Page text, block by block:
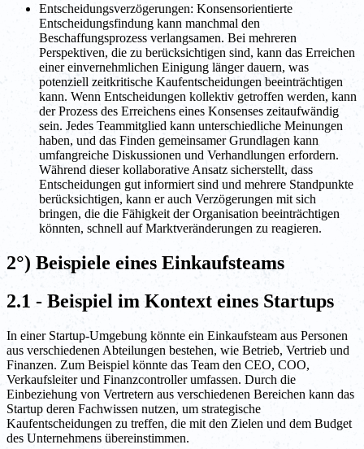
Entscheidungsverzögerungen: Konsensorientierte
Entscheidungsfindung kann manchmal den
Beschaffungsprozess verlangsamen. Bei mehreren
Perspektiven, die zu berücksichtigen sind, kann das Erreichen
einer einvernehmlichen Einigung länger dauern, was
potenziell zeitkritische Kaufentscheidungen beeinträchtigen
kann. Wenn Entscheidungen kollektiv getroffen werden, kann
der Prozess des Erreichens eines Konsenses zeitaufwändig
sein. Jedes Teammitglied kann unterschiedliche Meinungen
haben, und das Finden gemeinsamer Grundlagen kann
umfangreiche Diskussionen und Verhandlungen erfordern.
Während dieser kollaborative Ansatz sicherstellt, dass
Entscheidungen gut informiert sind und mehrere Standpunkte
berücksichtigen, kann er auch Verzögerungen mit sich
bringen, die die Fähigkeit der Organisation beeinträchtigen
könnten, schnell auf Marktveränderungen zu reagieren.
2°) Beispiele eines Einkaufsteams
2.1 - Beispiel im Kontext eines Startups
In einer Startup-Umgebung könnte ein Einkaufsteam aus Personen
aus verschiedenen Abteilungen bestehen, wie Betrieb, Vertrieb und
Finanzen. Zum Beispiel könnte das Team den CEO, COO,
Verkaufsleiter und Finanzcontroller umfassen. Durch die
Einbeziehung von Vertretern aus verschiedenen Bereichen kann das
Startup deren Fachwissen nutzen, um strategische
Kaufentscheidungen zu treffen, die mit den Zielen und dem Budget
des Unternehmens übereinstimmen.